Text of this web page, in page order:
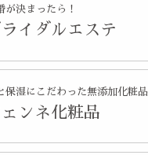
が決まったら！
ライダルエステ
保湿にこだわった無添加化粧品
ェンネ化粧品